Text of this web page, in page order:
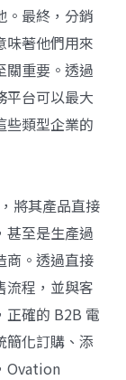
。最終，分銷
味著他們用來
關重要。透過
平台可以最大
些類型企業的
將其產品直接
甚至是生產過
商。透過直接
流程，並與客
正確的 B2B 電
簡化訂購、添
Ovation